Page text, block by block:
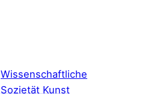
Wissenschaftliche
Sozietät Kunst